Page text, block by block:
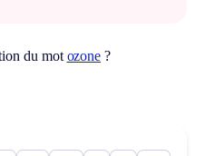
du mot ozone ?